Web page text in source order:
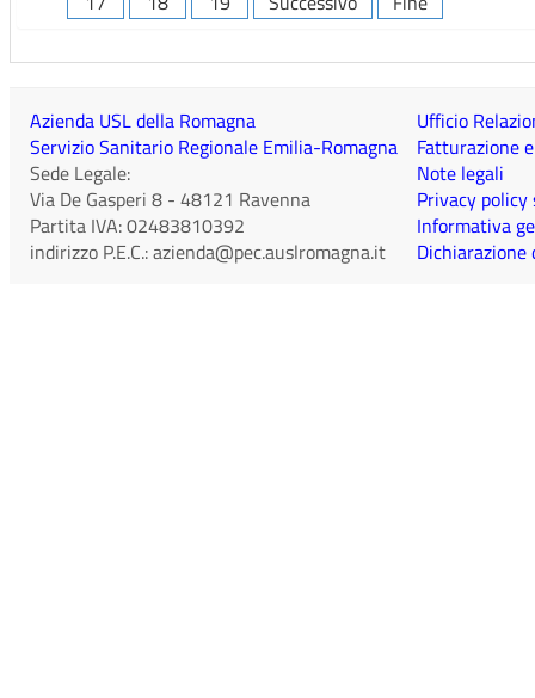
Azienda USL della Romagna
Servizio Sanitario Regionale Emilia-Romagna
Sede Legale:
Via De Gasperi 8 - 48121 Ravenna
Partita IVA:02483810392
indirizzo P.E.C.:azienda@pec.auslromagna.it
Ufficio
Fatturazione
Note legali
Privacy
Informativa
Dichiarazione